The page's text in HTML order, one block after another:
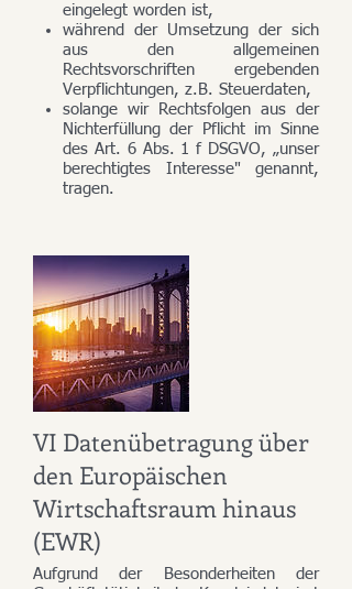
eingelegt worden ist,
während der Umsetzung der sich
aus den allgemeinen
Rechtsvorschriften ergebenden
Verpflichtungen, z.B. Steuerdaten,
solange wir Rechtsfolgen aus der
Nichterfüllung der Pflicht im Sinne
des Art. 6 Abs. 1 f DSGVO, „unser
berechtigtes Interesse" genannt,
tragen.
VI Datenübetragung über
den Europäischen
Wirtschaftsraum hinaus
(EWR)
Aufgrund der Besonderheiten der